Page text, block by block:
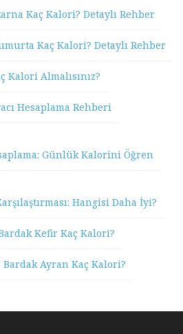
Kaç Kalori? Detaylı Rehber
Kaç Kalori? Detaylı Rehber
Kalori Almalısınız?
Hesaplama Rehberi
Günlük Kalorini Öğren
Hangisi Daha İyi?
Kefir Kaç Kalori?
Ayran Kaç Kalori?